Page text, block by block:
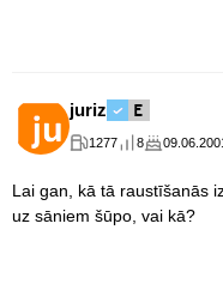
juriz
1277 8
Lai gan, kā tā raustīšanās
uz sāniem šūpo, vai kā?